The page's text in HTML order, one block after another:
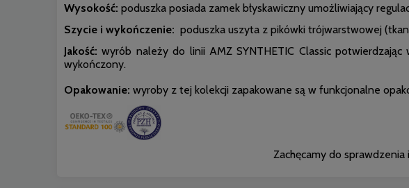
Wysokość: poduszka posiada zamek błyskawiczny umożliwiający
Szycie i wykończenie: poduszka uszyta z pikówki trójwarstwowej
Jakość: wyrób należy do linii AMZ SYNTHETIC Classic
wykończony.
Opakowanie: wyroby z tej kolekcji zapakowane są w funkcjonalne
Zachęcamy do